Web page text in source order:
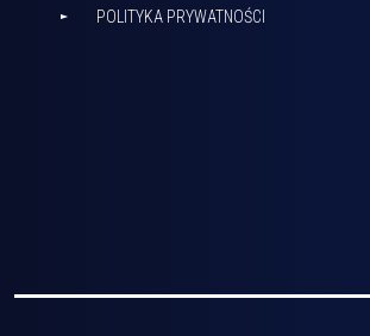
POLITYKA PRYWATNOŚCI